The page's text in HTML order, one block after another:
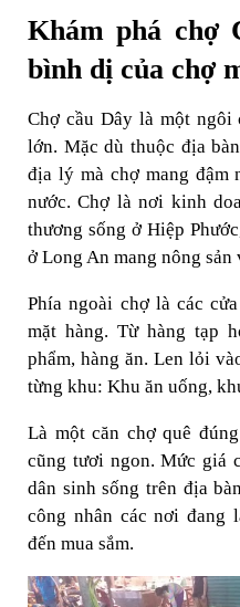
Khám phá chợ
bình dị của chợ
Chợ cầu Dây là một ngôi
lớn. Mặc dù thuộc địa
địa lý mà chợ mang đậm
nước. Chợ là nơi kinh
thương sống ở Hiệp
ở Long An mang nông sản
Phía ngoài chợ là các
mặt hàng. Từ hàng tạp
phẩm, hàng ăn. Len lỏi
từng khu: Khu ăn uống,
Là một căn chợ quê
cũng tươi ngon. Mức giá
dân sinh sống trên địa
công nhân các nơi đang
đến mua sắm.